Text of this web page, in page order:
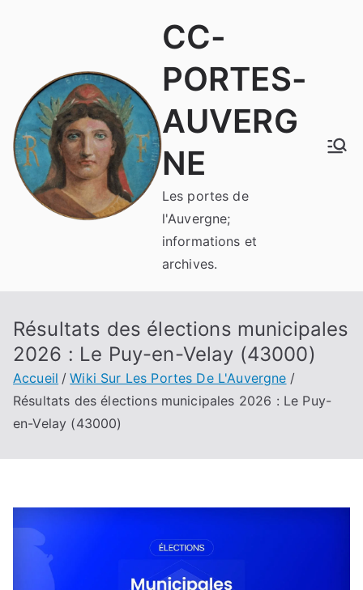
CC-
PORTES-
AUVERG
NE
Les portes de
l'Auvergne;
informations et
archives.
Résultats des élections municipales
2026 : Le Puy-en-Velay (43000)
Accueil
Wiki Sur Les Portes De L'Auvergne
Résultats des élections municipales 2026 : Le Puy-
en-Velay (43000)